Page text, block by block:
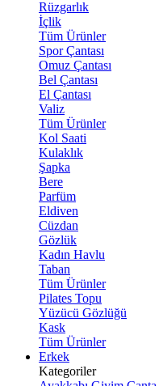
Rüzgarlık
İçlik
Tüm Ürünler
Spor Çantası
Omuz Çantası
Bel Çantası
El Çantası
Valiz
Tüm Ürünler
Kol Saati
Kulaklık
Şapka
Bere
Parfüm
Eldiven
Cüzdan
Gözlük
Kadın Havlu
Taban
Tüm Ürünler
Pilates Topu
Yüzücü Gözlüğü
Kask
Tüm Ürünler
Erkek
Kategoriler